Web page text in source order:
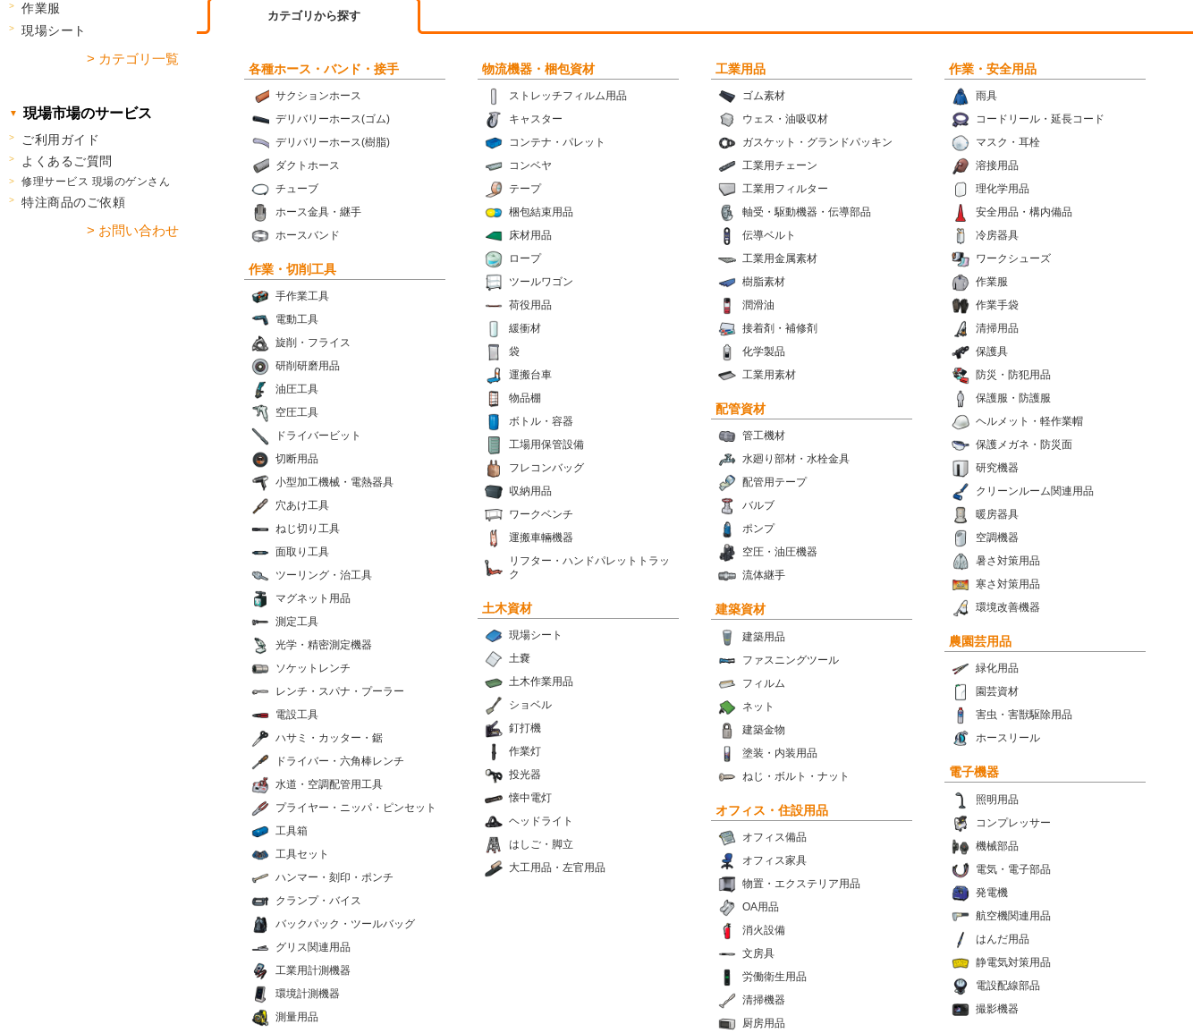
カテゴリから探す
各種ホース・バンド・接手
サクションホース
デリバリーホース(ゴム)
デリバリーホース(樹脂)
ダクトホース
チューブ
ホース金具・継手
ホースバンド
物流機器・梱包資材
ストレッチフィルム用品
キャスター
コンテナ・パレット
コンベヤ
テープ
梱包結束用品
床材用品
ロープ
ツールワゴン
荷役用品
緩衝材
袋
運搬台車
物品棚
ボトル・容器
工場用保管設備
フレコンバッグ
収納用品
ワークベンチ
運搬車輛機器
リフター・ハンドパレットトラッ
ク
工業用品
ゴム素材
ウェス・油吸収材
ガスケット・グランドパッキン
工業用チェーン
工業用フィルター
軸受・駆動機器・伝導部品
伝導ベルト
工業用金属素材
樹脂素材
潤滑油
接着剤・補修剤
化学製品
工業用素材
作業・安全用品
雨具
コードリール・延長コード
マスク・耳栓
溶接用品
理化学用品
安全用品・構内備品
冷房器具
ワークシューズ
作業服
作業手袋
清掃用品
保護具
防災・防犯用品
保護服・防護服
ヘルメット・軽作業帽
保護メガネ・防災面
研究機器
クリーンルーム関連用品
暖房器具
空調機器
暑さ対策用品
寒さ対策用品
環境改善機器
作業・切削工具
手作業工具
電動工具
旋削・フライス
研削研磨用品
油圧工具
空圧工具
ドライバービット
切断用品
小型加工機械・電熱器具
穴あけ工具
ねじ切り工具
面取り工具
ツーリング・治工具
マグネット用品
測定工具
光学・精密測定機器
ソケットレンチ
レンチ・スパナ・プーラー
電設工具
ハサミ・カッター・鋸
ドライバー・六角棒レンチ
水道・空調配管用工具
プライヤー・ニッパ・ピンセット
工具箱
工具セット
ハンマー・刻印・ポンチ
クランプ・バイス
バックパック・ツールバッグ
グリス関連用品
工業用計測機器
環境計測機器
測量用品
配管資材
管工機材
水廻り部材・水栓金具
配管用テープ
バルブ
ポンプ
空圧・油圧機器
流体継手
土木資材
現場シート
土嚢
土木作業用品
ショベル
釘打機
作業灯
投光器
懐中電灯
ヘッドライト
はしご・脚立
大工用品・左官用品
建築資材
建築用品
ファスニングツール
フィルム
ネット
建築金物
塗装・内装用品
ねじ・ボルト・ナット
農園芸用品
緑化用品
園芸資材
害虫・害獣駆除用品
ホースリール
電子機器
照明用品
コンプレッサー
機械部品
電気・電子部品
発電機
航空機関連用品
はんだ用品
静電気対策用品
電設配線部品
撮影機器
オフィス・住設用品
オフィス備品
オフィス家具
物置・エクステリア用品
OA用品
消火設備
文房具
労働衛生用品
清掃機器
厨房用品
作業服
現場シート
> カテゴリ一覧
現場市場のサービス
ご利用ガイド
よくあるご質問
修理サービス 現場のゲンさん
特注商品のご依頼
> お問い合わせ